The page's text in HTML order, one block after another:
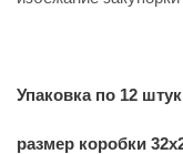
Упаковка по 12
размер коробки